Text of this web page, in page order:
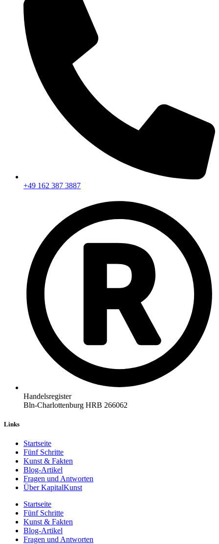
+49 162 387 3887
Handelsregister
Bln-Charlottenburg HRB 266062
Links
Startseite
Fünf Schritte
Kunst & Fakten
Blog-Artikel
Fragen und Antworten
Über KapitalKunst
Startseite
Fünf Schritte
Kunst & Fakten
Blog-Artikel
Fragen und Antworten